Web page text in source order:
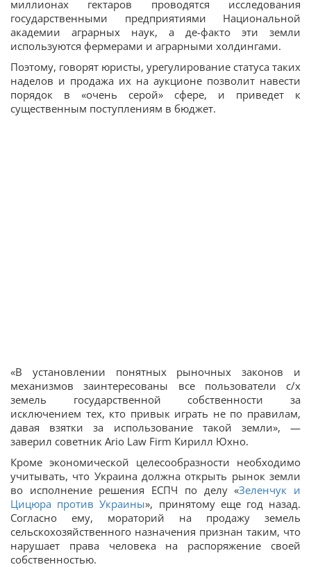
миллионах гектаров проводятся исследования
государственными предприятиями Национальной
академии аграрных наук, а де-факто эти земли
используются фермерами и аграрными холдингами.
Поэтому, говорят юристы, урегулирование статуса таких
наделов и продажа их на аукционе позволит навести
порядок в «очень серой» сфере, и приведет к
существенным поступлениям в бюджет.
«В установлении понятных рыночных законов и
механизмов заинтересованы все пользователи с/х
земель государственной собственности за
исключением тех, кто привык играть не по правилам,
давая взятки за использование такой земли», —
заверил советник Ario Law Firm Кирилл Юхно.
Кроме экономической целесообразности необходимо
учитывать, что Украина должна открыть рынок земли
во исполнение решения ЕСПЧ по делу «Зеленчук и
Цицюра против Украины», принятому еще год назад.
Согласно ему, мораторий на продажу земель
сельскохозяйственного назначения признан таким, что
нарушает права человека на распоряжение своей
собственностью.